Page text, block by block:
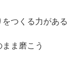
つくる力がある
ま磨こう